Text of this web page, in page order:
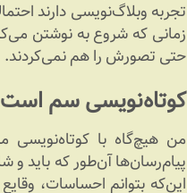
تجربه وبلاگ‌نویسی دارند
زمانی که شروع به نوشتن
حتی تصورش را هم نمی‌کردند.
کوتاه‌نویسی سم است
من هیچ‌گاه با کوتاه‌نویسی
پیام‌رسان‌ها آن‌طور که باید و
این‌که بتوانم احساسات،